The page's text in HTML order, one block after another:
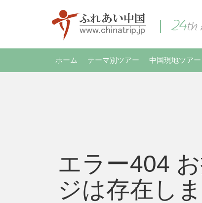
ホーム テーマ別ツアー 中国現地ツアー
エラー404
ジは存在し